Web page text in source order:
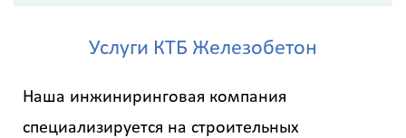
Услуги КТБ Железобетон
Наша инжиниринговая компания
специализируется на строительных